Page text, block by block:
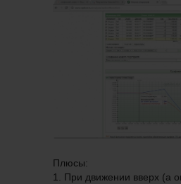
Плюсы:
1. При движении вверх (а